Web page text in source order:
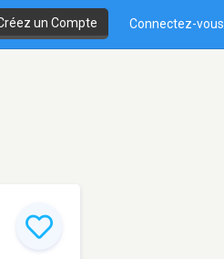
un Compte Connectez-vous